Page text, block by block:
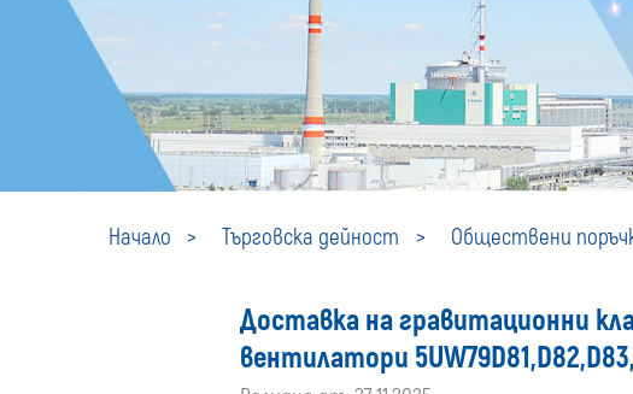
Начало Търговска дейност Обществени
Доставка на гравитационни
вентилатори